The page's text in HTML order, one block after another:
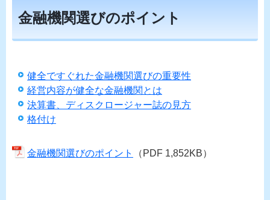
金融機関選びのポイント
健全ですぐれた金融機関選びの重要性
経営内容が健全な金融機関とは
決算書、ディスクロージャー誌の見方
格付け
金融機関選びのポイント （PDF 1,852KB）